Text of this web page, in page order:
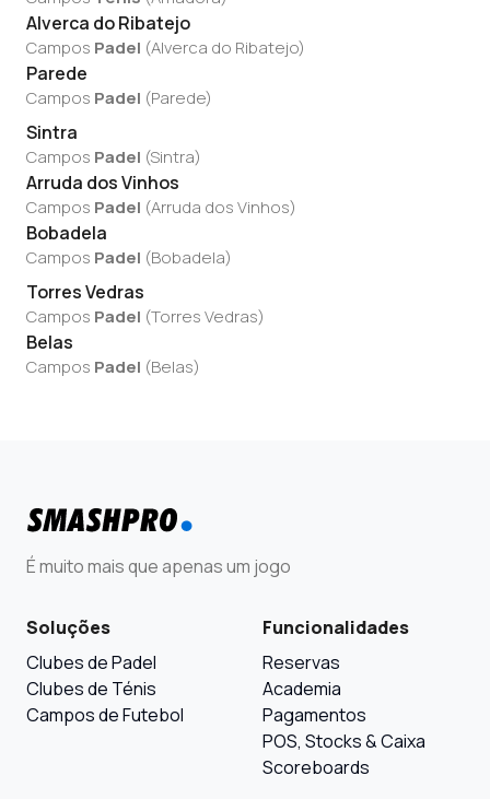
Alverca do Ribatejo
Campos Padel (Alverca do Ribatejo)
Parede
Campos Padel (Parede)
Sintra
Campos Padel (Sintra)
Arruda dos Vinhos
Campos Padel (Arruda dos Vinhos)
Bobadela
Campos Padel (Bobadela)
Torres Vedras
Campos Padel (Torres Vedras)
Belas
Campos Padel (Belas)
É muito mais que apenas um jogo
Soluções
Clubes de Padel
Clubes de Ténis
Campos de Futebol
Funcionalidades
Reservas
Academia
Pagamentos
POS, Stocks & Caixa
Scoreboards